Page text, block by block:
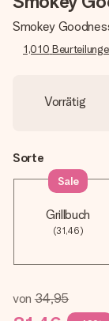
Smokey
1,010
Vorrätig
Sorte
Grillbuch
(31,46)
Sale
von 34,95